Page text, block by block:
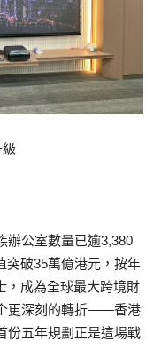
辦公室數量已逾3,380
突破35萬億港元，按年
，成為全球最大跨境財
更深刻的轉折——香港
份五年規劃正是這場戰